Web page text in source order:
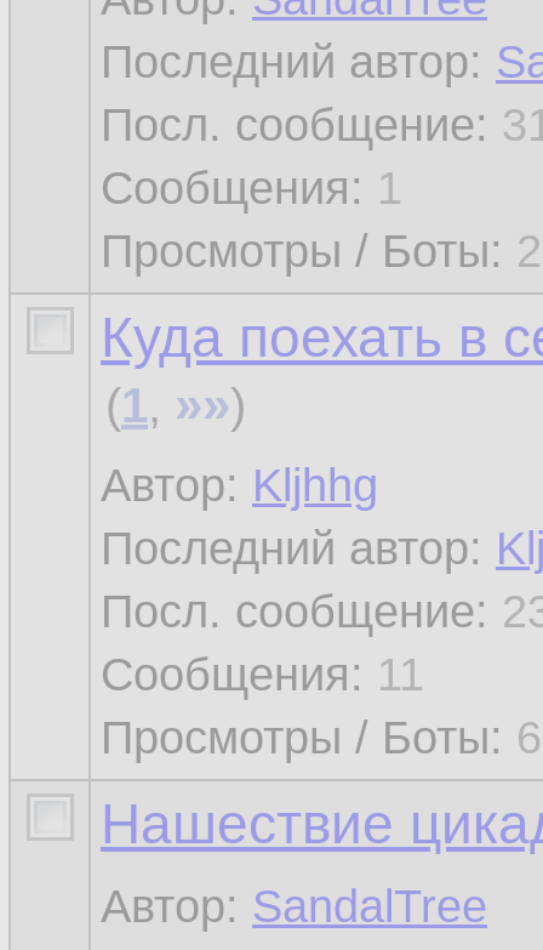
Последний автор:
Посл. сообщение:
Сообщения: 1
Просмотры / Боты:
Куда поехать в
(1, »»)
Автор: Kljhhg
Последний автор:
Посл. сообщение:
Сообщения: 11
Просмотры / Боты:
Нашествие
Автор: SandalTree